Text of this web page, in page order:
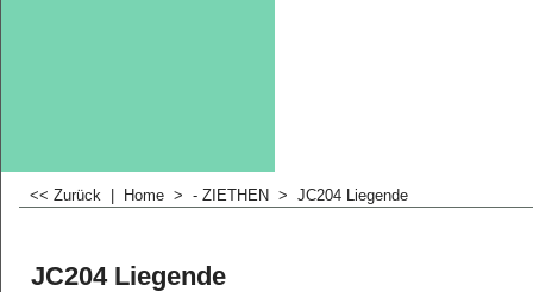
<< Zurück Home > - ZIETHEN > JC204 Liegende
JC204 Liegende